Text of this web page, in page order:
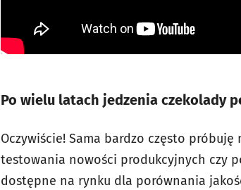
Po wielu latach jedzenia czekolady
Oczywiście! Sama bardzo często
testowania nowości produkcyjnych czy
dostępne na rynku dla porównania